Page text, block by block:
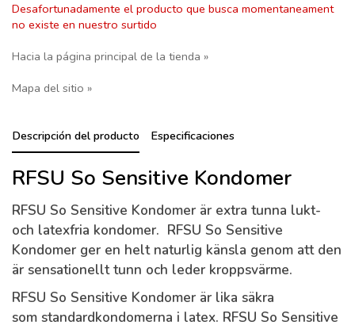
Desafortunadamente el producto que busca momentaneament
no existe en nuestro surtido
Hacia la página principal de la tienda »
Mapa del sitio »
Descripción del producto Especificaciones
RFSU So Sensitive Kondomer
RFSU So Sensitive Kondomer är extra tunna lukt-
och latexfria kondomer. RFSU So Sensitive
Kondomer ger en helt naturlig känsla genom att den
är sensationellt tunn och leder kroppsvärme.
RFSU So Sensitive Kondomer är lika säkra
som standardkondomerna i latex. RFSU So Sensitive